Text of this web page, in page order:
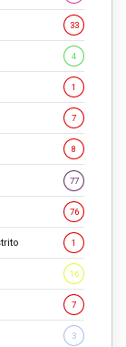
33
4
1
7
8
77
76
1
16
7
3